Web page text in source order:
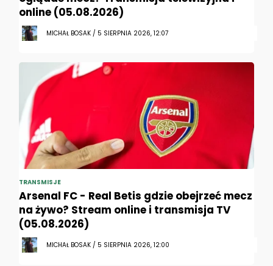
online (05.08.2026)
MICHAŁ BOSAK / 5 SIERPNIA 2026, 12:07
TRANSMISJE
Arsenal FC - Real Betis gdzie obejrzeć mecz
na żywo? Stream online i transmisja TV
(05.08.2026)
MICHAŁ BOSAK / 5 SIERPNIA 2026, 12:00